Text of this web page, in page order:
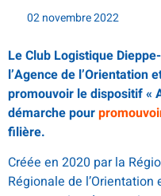
02 novembre 2022
Le Club Logistique
l’Agence de l’Orientation
promouvoir le dispositif «
démarche pour
filière.
Créée en 2020 par la
Régionale de